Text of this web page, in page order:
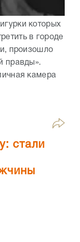
которых
в городе
произошло
правды».
камера
стали